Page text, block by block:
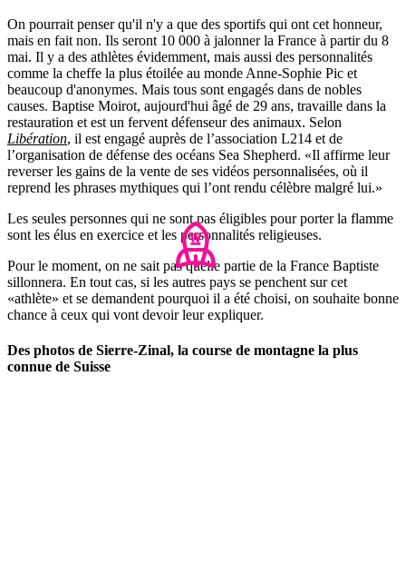
On pourrait penser qu'il n'y a que des sportifs qui ont cet honneur,
mais en fait non. Ils seront 10 000 à jalonner la France à partir du 8
mai. Il y a des athlètes évidemment, mais aussi des personnalités
comme la cheffe la plus étoilée au monde Anne-Sophie Pic et
beaucoup d'anonymes. Mais tous sont engagés dans de nobles
causes. Baptise Moirot, aujourd'hui âgé de 29 ans, travaille dans la
restauration et est un fervent défenseur des animaux. Selon
Libération, il est engagé auprès de l’association L214 et de
l’organisation de défense des océans Sea Shepherd. «Il affirme leur
reverser les gains de la vente de ses vidéos personnalisées, où il
reprend les phrases mythiques qui l’ont rendu célèbre malgré lui.»
Les seules personnes qui ne sont pas éligibles pour porter la flamme
sont les élus en exercice et les personnalités religieuses.
Pour le moment, on ne sait pas quelle partie de la France Baptiste
sillonnera. En tout cas, si les autres pays se penchent sur cet
«athlète» et se demandent pourquoi il a été choisi, on souhaite bonne
chance à ceux qui vont devoir leur expliquer.
Des photos de Sierre-Zinal, la course de montagne la plus
connue de Suisse